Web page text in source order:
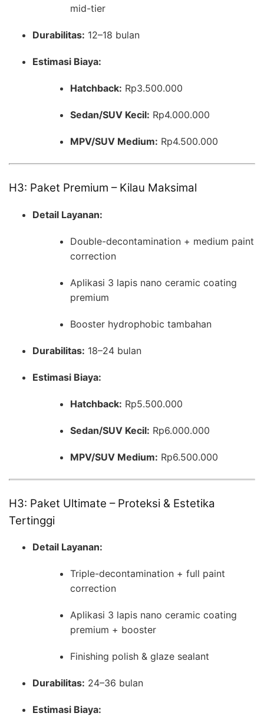
mid-tier
Durabilitas: 12–18 bulan
Estimasi Biaya:
Hatchback: Rp3.500.000
Sedan/SUV Kecil: Rp4.000.000
MPV/SUV Medium: Rp4.500.000
H3: Paket Premium – Kilau Maksimal
Detail Layanan:
Double-decontamination + medium paint
correction
Aplikasi 3 lapis nano ceramic coating
premium
Booster hydrophobic tambahan
Durabilitas: 18–24 bulan
Estimasi Biaya:
Hatchback: Rp5.500.000
Sedan/SUV Kecil: Rp6.000.000
MPV/SUV Medium: Rp6.500.000
H3: Paket Ultimate – Proteksi & Estetika
Tertinggi
Detail Layanan:
Triple-decontamination + full paint
correction
Aplikasi 3 lapis nano ceramic coating
premium + booster
Finishing polish & glaze sealant
Durabilitas: 24–36 bulan
Estimasi Biaya: